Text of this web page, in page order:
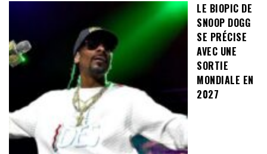
LE BIOPIC DE
SNOOP DOGG
SE PRÉCISE
AVEC UNE
SORTIE
MONDIALE EN
2027